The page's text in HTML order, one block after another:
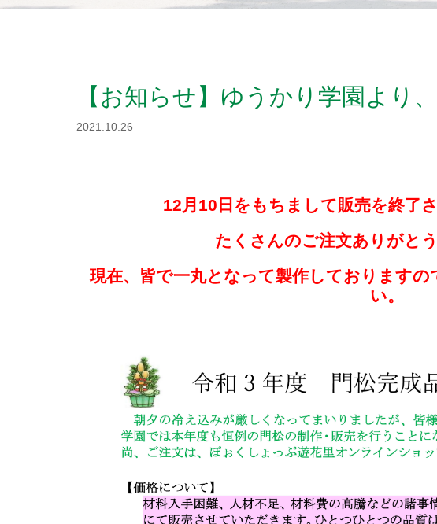
【お知らせ】ゆうかり学園より
2021.10.26
12月10日をもちまして販売を終了
たくさんのご注文ありがと
現在、皆で一丸となって製作しております
い。